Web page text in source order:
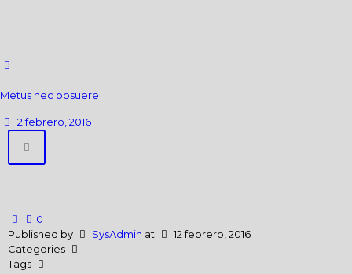
Metus nec posuere
12 febrero, 2016
0
Published by
SysAdmin at
12 febrero, 2016
Categories
Tags